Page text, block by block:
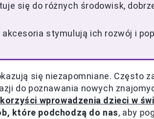
się do różnych środowisk,
akcesoria stymulują ich rozwój i
się niezapomniane. Często
do poznawania nowych
korzyści wprowadzenia dzieci w
które podchodzą do nas, aby